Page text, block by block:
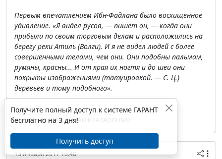
Первым впечатлением Ибн-Фадлана было восхищенное
удивление. «Я видел русов, — пишет он, — когда они
прибыли по своим торговым делам и расположились на
берегу реки Атиль (Волги). И я не видел людей с более
совершенными телами, чем они. Они подобны пальмам,
румяны, красны... И от края их ногтя и до шеи они
покрыты изображениями (татуировкой. — С. Ц.)
деревьев и тому подобного».
"BALINFUNDINUL UZBAD KHAZADDUMU"
13 января 2017 18:48
Получите полный доступ к системе ГАРАНТ
бесплатно на 3 дня!
Получить доступ